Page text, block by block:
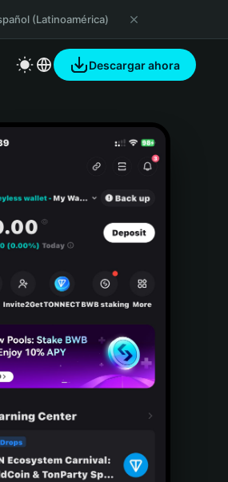
(Latinoamérica)
Descargar ahora